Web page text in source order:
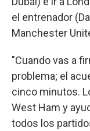
el entrenador
Manchester
"Cuando vas a
problema; el
cinco minutos.
West Ham y
todos los